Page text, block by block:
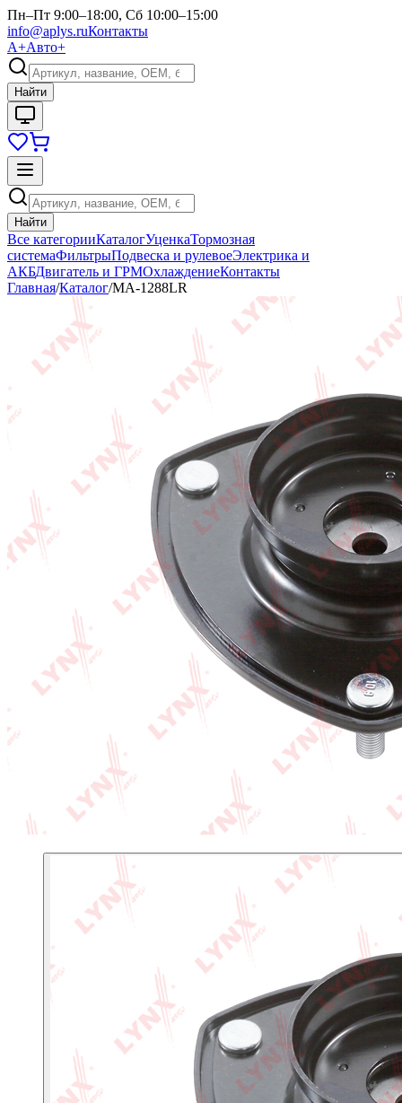
Пн–Пт 9:00–18:00, Сб 10:00–15:00
info@aplys.ruКонтакты
А+Авто+
Найти
Найти
Все категорииКаталогУценкаТормозная
системаФильтрыПодвеска и рулевоеЭлектрика и
АКБДвигатель и ГРМОхлаждениеКонтакты
Главная/Каталог/MA-1288LR